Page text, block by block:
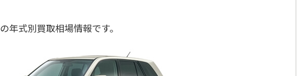
の年式別買取相場情報です。